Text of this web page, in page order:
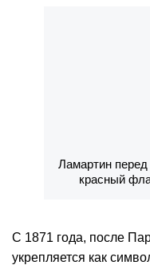
Ламартин
красный
С 1871 года, после
укрепляется как